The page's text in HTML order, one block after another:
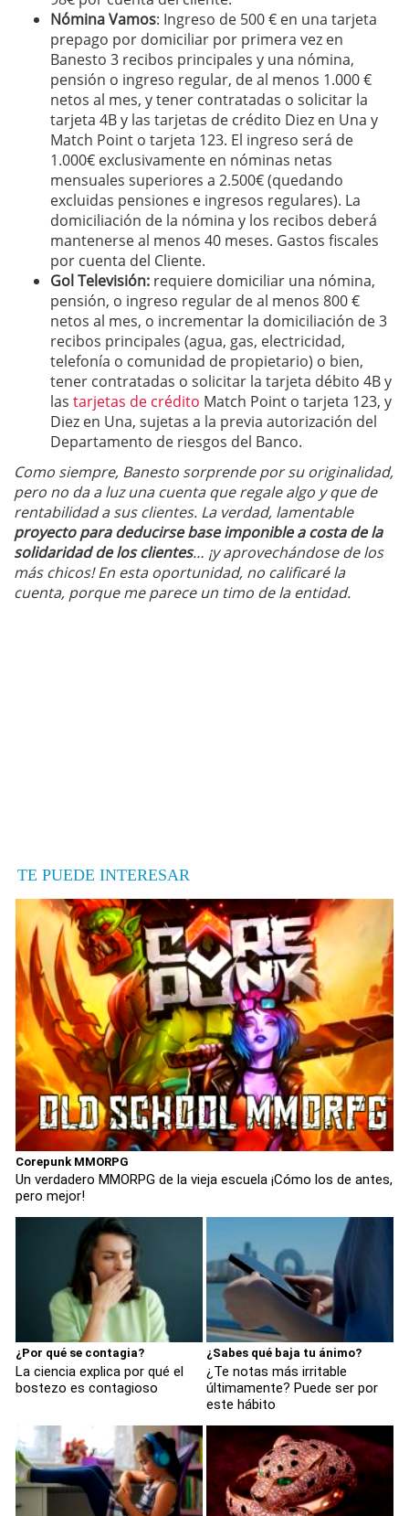
Nómina Vamos: Ingreso de 500 € en una tarjeta
prepago por domiciliar por primera vez en
Banesto 3 recibos principales y una nómina,
pensión o ingreso regular, de al menos 1.000 €
netos al mes, y tener contratadas o solicitar la
tarjeta 4B y las tarjetas de crédito Diez en Una y
Match Point o tarjeta 123. El ingreso será de
1.000€ exclusivamente en nóminas netas
mensuales superiores a 2.500€ (quedando
excluidas pensiones e ingresos regulares). La
domiciliación de la nómina y los recibos deberá
mantenerse al menos 40 meses. Gastos fiscales
por cuenta del Cliente.
Gol Televisión: requiere domiciliar una nómina,
pensión, o ingreso regular de al menos 800 €
netos al mes, o incrementar la domiciliación de 3
recibos principales (agua, gas, electricidad,
telefonía o comunidad de propietario) o bien,
tener contratadas o solicitar la tarjeta débito 4B y
las tarjetas de crédito Match Point o tarjeta 123, y
Diez en Una, sujetas a la previa autorización del
Departamento de riesgos del Banco.
Como siempre, Banesto sorprende por su originalidad,
pero no da a luz una cuenta que regale algo y que de
rentabilidad a sus clientes. La verdad, lamentable
proyecto para deducirse base imponible a costa de la
solidaridad de los clientes… ¡y aprovechándose de los
más chicos! En esta oportunidad, no calificaré la
cuenta, porque me parece un timo de la entidad.
TE PUEDE INTERESAR
Corepunk MMORPG
Un verdadero MMORPG de la vieja escuela ¡Cómo los de antes,
pero mejor!
¿Por qué se contagia?
La ciencia explica por qué el
bostezo es contagioso
¿Sabes qué baja tu ánimo?
¿Te notas más irritable
últimamente? Puede ser por
este hábito